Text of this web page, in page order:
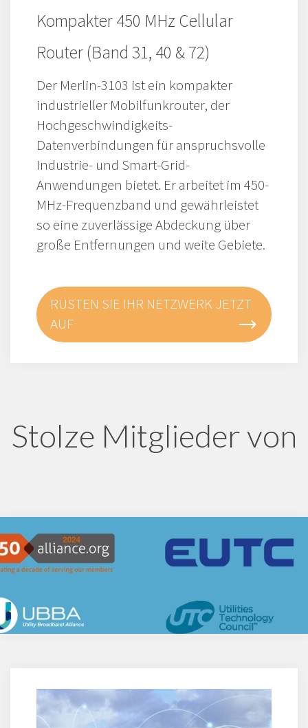
Kompakter 450 MHz Cellular
Router (Band 31, 40 & 72)
Der Merlin-3103 ist ein kompakter
industrieller Mobilfunkrouter, der
Hochgeschwindigkeits-
Datenverbindungen für anspruchsvolle
Industrie- und Smart-Grid-
Anwendungen bietet. Er arbeitet im 450-
MHz-Frequenzband und gewährleistet
so eine zuverlässige Abdeckung über
große Entfernungen und weite Gebiete.
RÜSTEN SIE IHR NETZWERK JETZT
AUF
Stolze Mitglieder von